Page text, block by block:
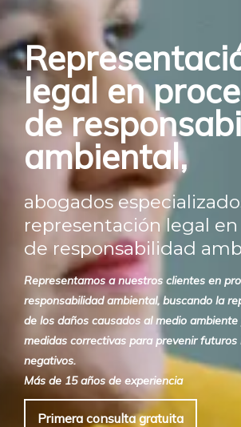
legal en
de
ambiental,
abogados
representación legal
de responsabilidad
Representamos a nuestros clientes en
responsabilidad ambiental, buscando la
de los daños causados al medio
medidas correctivas para prevenir futuros
negativos.
Más de 15 años de experiencia
Primera consulta gratuita